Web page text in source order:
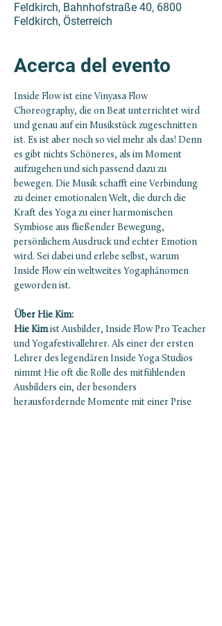
Feldkirch, Bahnhofstraße 40, 6800
Feldkirch, Österreich
Acerca del evento
Inside Flow ist eine Vinyasa Flow
Choreography, die on Beat unterrichtet wird
und genau auf ein Musikstück zugeschnitten
ist. Es ist aber noch so viel mehr als das! Denn
es gibt nichts Schöneres, als im Moment
aufzugehen und sich passend dazu zu
bewegen. Die Musik schafft eine Verbindung
zu deiner emotionalen Welt, die durch die
Kraft des Yoga zu einer harmonischen
Symbiose aus fließender Bewegung,
persönlichem Ausdruck und echter Emotion
wird. Sei dabei und erlebe selbst, warum
Inside Flow ein weltweites Yogaphänomen
geworden ist.
Über Hie Kim:
Hie Kim ist Ausbilder, Inside Flow Pro Teacher
und Yogafestivallehrer. Als einer der ersten
Lehrer des legendären Inside Yoga Studios
nimmt Hie oft die Rolle des mitfühlenden
Ausbilders ein, der besonders
herausfordernde Momente mit einer Prise